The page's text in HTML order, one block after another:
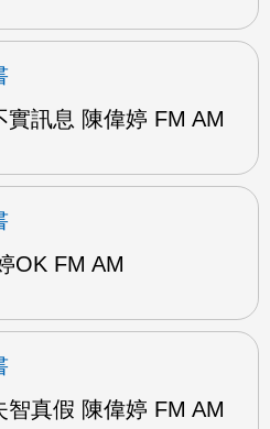
實訊息 陳偉婷 FM AM
OK FM AM
智真假 陳偉婷 FM AM